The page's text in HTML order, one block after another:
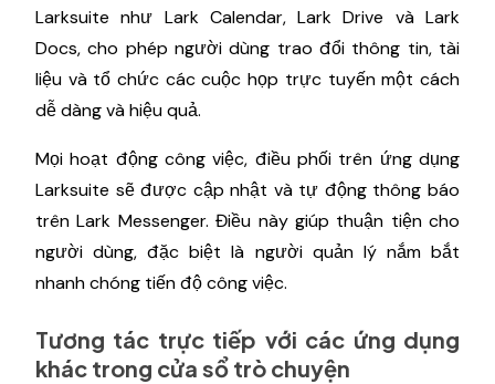
Larksuite như Lark Calendar, Lark Drive và Lark
Docs, cho phép người dùng trao đổi thông tin, tài
liệu và tổ chức các cuộc họp trực tuyến một cách
dễ dàng và hiệu quả.
Mọi hoạt động công việc, điều phối trên ứng dụng
Larksuite sẽ được cập nhật và tự động thông báo
trên Lark Messenger. Điều này giúp thuận tiện cho
người dùng, đặc biệt là người quản lý nắm bắt
nhanh chóng tiến độ công việc.
Tương tác trực tiếp với các ứng dụng
khác trong cửa sổ trò chuyện